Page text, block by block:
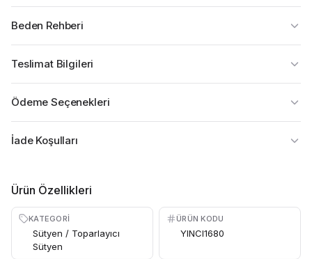
Beden Rehberi
Teslimat Bilgileri
Ödeme Seçenekleri
İade Koşulları
Ürün Özellikleri
KATEGORI
Sütyen / Toparlayıcı
Sütyen
ÜRÜN KODU
YINCI1680